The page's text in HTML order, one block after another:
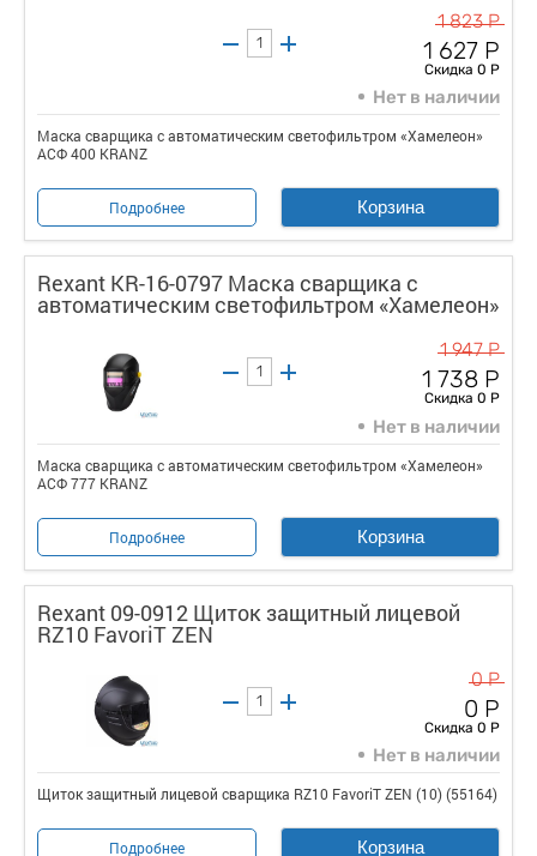
1 823 Р
1 627 Р
Скидка 0 Р
Нет в наличии
Маска сварщика с автоматическим светофильтром «Хамелеон»
АСФ 400 KRANZ
Подробнее Корзина
Rexant KR-16-0797 Маска сварщика с
автоматическим светофильтром «Хамелеон»
1 947 Р
1 738 Р
Скидка 0 Р
Нет в наличии
Маска сварщика с автоматическим светофильтром «Хамелеон»
АСФ 777 KRANZ
Подробнее Корзина
Rexant 09-0912 Щиток защитный лицевой
RZ10 FavoriT ZEN
0 Р
0 Р
Скидка 0 Р
Нет в наличии
Щиток защитный лицевой сварщика RZ10 FavoriT ZEN (10) (55164)
Подробнее Корзина